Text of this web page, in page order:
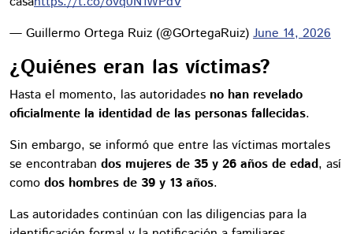
— Guillermo Ortega Ruiz (@GOrtegaRuiz) June 14, 2026
¿Quiénes eran las víctimas?
Hasta el momento, las autoridades no han revelado
oficialmente la identidad de las personas fallecidas.
Sin embargo, se informó que entre las víctimas mortales
se encontraban dos mujeres de 35 y 26 años de edad, así
como dos hombres de 39 y 13 años.
Las autoridades continúan con las diligencias para la